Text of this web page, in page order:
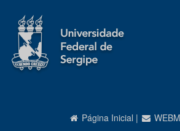
Página Inicial |